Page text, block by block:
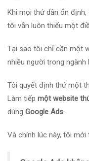
Khi mọi thứ dần ổn
tôi vẫn luôn thiếu một
Tại sao tôi chỉ cần một
nhiều người trong ngành
Tôi quyết định thử một
Làm tiếp một website
dùng Google Ads.
Và chính lúc này, tôi mới